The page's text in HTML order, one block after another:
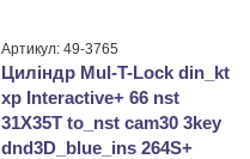
Артикул: 49-3765
Циліндр Mul-T-Lock din_kt
xp Interactive+ 66 nst
31X35T to_nst cam30 3key
dnd3D_blue_ins 264S+